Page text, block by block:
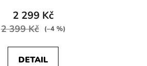
2 299 Kč
2 399 Kč (–4 %)
DETAIL